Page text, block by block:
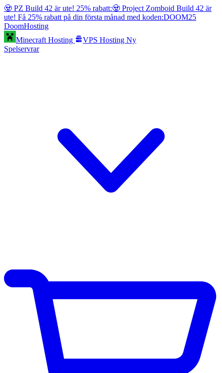
🧟 PZ Build 42 är ute! 25% rabatt:🧟 Project Zomboid Build 42 är
ute! Få 25% rabatt på din första månad med koden:DOOM25
DoomHosting
Minecraft Hosting
VPS Hosting Ny
Spelservrar